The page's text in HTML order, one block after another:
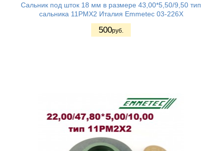
Сальник под шток 18 мм в размере 43,00*5,50/9,50 тип
сальника 11PMX2 Италия Emmetec 03-226X
500руб.